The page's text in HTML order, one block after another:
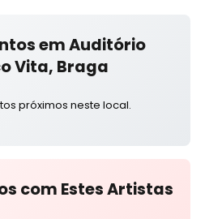
em Auditório
Vita, Braga
próximos neste local.
com Estes Artistas